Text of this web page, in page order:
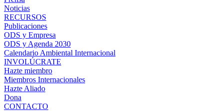
Noticias
RECURSOS
Publicaciones
ODS y Empresa
ODS y Agenda 2030
Calendario Ambiental Internacional
INVOLÚCRATE
Hazte miembro
Miembros Internacionales
Hazte Aliado
Dona
CONTACTO